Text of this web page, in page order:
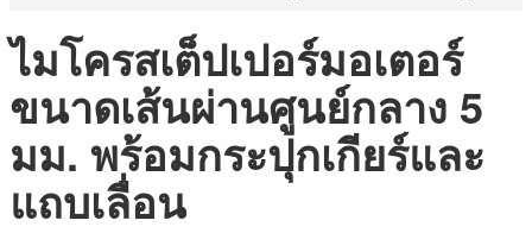
ไมโครสเต็ปเปอร์มอเตอร์
ขนาดเส้นผ่านศูนย์กลาง 5
มม. พร้อมกระปุกเกียร์และ
แถบเลื่อน